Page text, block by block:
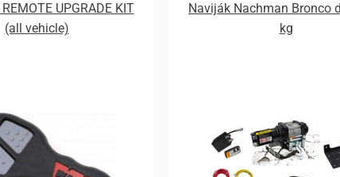
UPGRADE KIT
(all vehicle)
Naviják Nachman Bronco
kg